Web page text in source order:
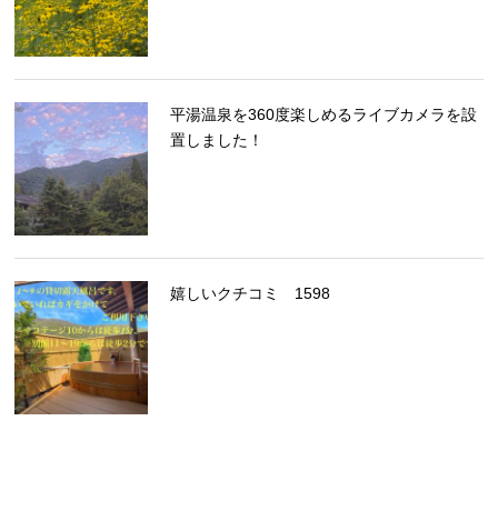
平湯温泉を360度楽しめるライブカメラを設
置しました！
嬉しいクチコミ 1598